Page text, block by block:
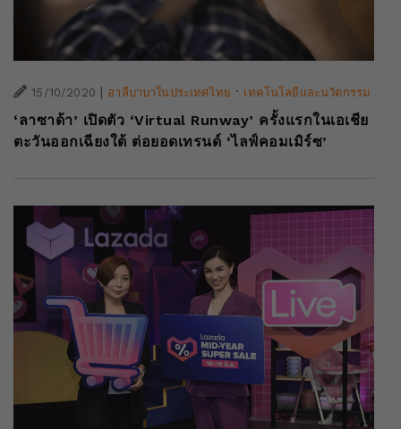
15/10/2020 | อาลีบาบาในประเทศไทย · เทคโนโลยีและนวัตกรรม
‘ลาซาด้า’ เปิดตัว ‘Virtual Runway’ ครั้งแรกในเอเชีย
ตะวันออกเฉียงใต้ ต่อยอดเทรนด์ ‘ไลฟ์คอมเมิร์ซ’